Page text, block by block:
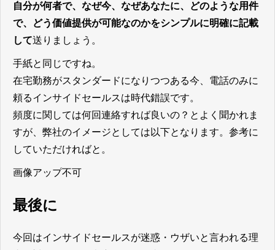
自分が何者で、なぜ今、なぜあなたに、どのような用件
で、どう価値提供が可能なのかをシンプルに明確に記載
して送りましょう。
手紙と同じですね。
在宅勤務がスタンダードになりつつある今、電話のみに
頼るインサイドセールスは時代錯誤です。
頻度に関しては何回連絡すれば良いの？とよく聞かれま
すが、弊社のイメージとしては以下となります。参考に
していただければと。
画像アップ不可
最後に
今回はインサイドセールスが迷惑・ウザいと言われる理